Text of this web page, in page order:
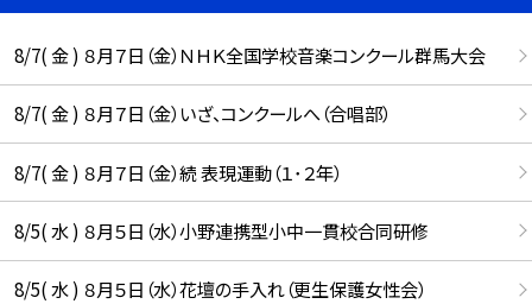
8/7( 金 ) ８月７日（金）ＮＨＫ全国学校音楽コンクール群馬大会
8/7( 金 ) ８月７日（金）いざ、コンクールへ（合唱部）
8/7( 金 ) ８月７日（金）続 表現運動（１･２年）
8/5( 水 ) ８月５日（水）小野連携型小中一貫校合同研修
8/5( 水 ) ８月５日（水）花壇の手入れ（更生保護女性会）